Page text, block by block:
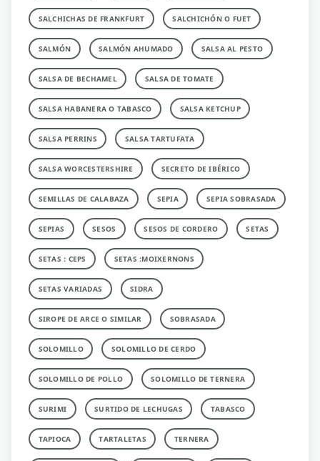
SALCHICHAS DE FRANKFURT SALCHICHÓN O FUET
SALMÓN SALMÓN AHUMADO SALSA AL PESTO
SALSA DE BECHAMEL SALSA DE TOMATE
SALSA HABANERA O TABASCO SALSA KETCHUP
SALSA PERRINS SALSA TARTUFATA
SALSA WORCESTERSHIRE SECRETO DE IBÉRICO
SEMILLAS DE CALABAZA SEPIA SEPIA SOBRASADA
SEPIAS SESOS SESOS DE CORDERO SETAS
SETAS : CEPS SETAS :MOIXERNONS
SETAS VARIADAS SIDRA
SIROPE DE ARCE O SIMILAR SOBRASADA
SOLOMILLO SOLOMILLO DE CERDO
SOLOMILLO DE POLLO SOLOMILLO DE TERNERA
SURIMI SURTIDO DE LECHUGAS TABASCO
TAPIOCA TARTALETAS TERNERA